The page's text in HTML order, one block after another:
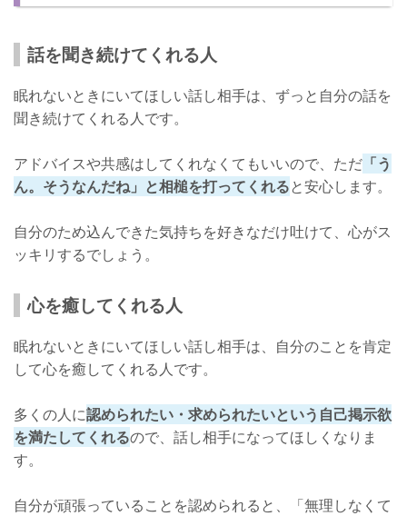
話を聞き続けてくれる人
眠れないときにいてほしい話し相手は、ずっと自分の話を
聞き続けてくれる人です。
アドバイスや共感はしてくれなくてもいいので、ただ 「う
ん。そうなんだね」と相槌を打ってくれると安心します。
自分のため込んできた気持ちを好きなだけ吐けて、心がス
ッキリするでしょう。
心を癒してくれる人
眠れないときにいてほしい話し相手は、自分のことを肯定
して心を癒してくれる人です。
多くの人に認められたい・求められたいという自己掲示欲
を満たしてくれるので、話し相手になってほしくなりま
す。
自分が頑張っていることを認められると、「無理しなくて